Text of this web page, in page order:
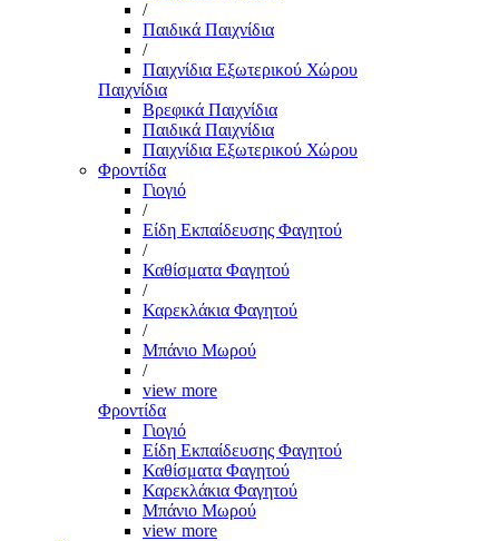
/
Παιδικά Παιχνίδια
/
Παιχνίδια Εξωτερικού Χώρου
Παιχνίδια
Βρεφικά Παιχνίδια
Παιδικά Παιχνίδια
Παιχνίδια Εξωτερικού Χώρου
Φροντίδα
Γιογιό
/
Είδη Εκπαίδευσης Φαγητού
/
Καθίσματα Φαγητού
/
Καρεκλάκια Φαγητού
/
Μπάνιο Μωρού
/
view more
Φροντίδα
Γιογιό
Είδη Εκπαίδευσης Φαγητού
Καθίσματα Φαγητού
Καρεκλάκια Φαγητού
Μπάνιο Μωρού
view more